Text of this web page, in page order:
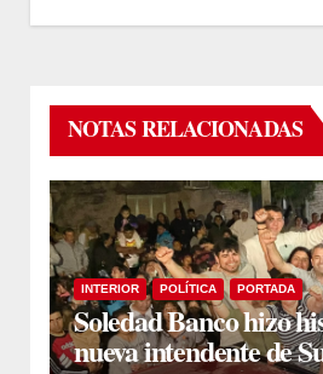
NOTAS RELACIONADAS
INTERIOR POLÍTICA PORTADA
Soledad Banco hizo
nueva intendente de